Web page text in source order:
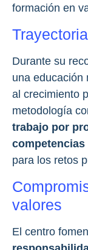
formación en
Durante su
una educación
al crecimiento
metodología
trabajo por
competencias
para los retos
valores
El centro